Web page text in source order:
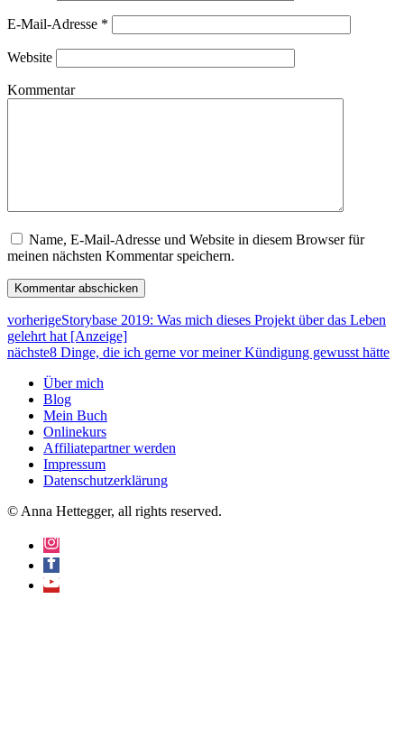
E-Mail-Adresse *
Website
Kommentar
Name, E-Mail-Adresse und Website in diesem Browser für
meinen nächsten Kommentar speichern.
vorherigeStorybase 2019: Was mich dieses Projekt über das Leben
gelehrt hat [Anzeige]
nächste8 Dinge, die ich gerne vor meiner Kündigung gewusst hätte
Über mich
Blog
Mein Buch
Onlinekurs
Affiliatepartner werden
Impressum
Datenschutzerklärung
© Anna Hettegger, all rights reserved.